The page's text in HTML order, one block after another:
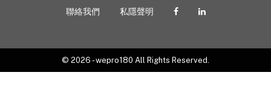
聯絡我們 私隱聲明
© 2026 - wepro180 All Rights Reserved.